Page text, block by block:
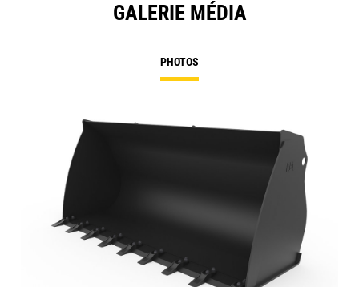
GALERIE MÉDIA
PHOTOS